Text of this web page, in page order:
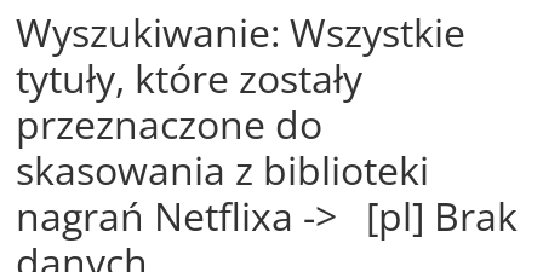
Wyszukiwanie: Wszystkie
tytuły, które zostały
przeznaczone do
skasowania z biblioteki
nagrań Netflixa -> [pl] Brak